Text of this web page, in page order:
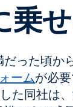
乗
った頃か
ームが必
た同社は